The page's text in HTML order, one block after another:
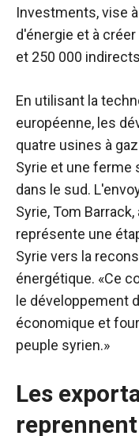
Investments, vise
d'énergie et à
et 250 000
En utilisant la
européenne, les
quatre usines à
Syrie et une ferme
dans le sud.
Syrie, Tom
représente une
Syrie vers la
énergétique. «Ce
le développement
économique et
peuple syrien.»
Les